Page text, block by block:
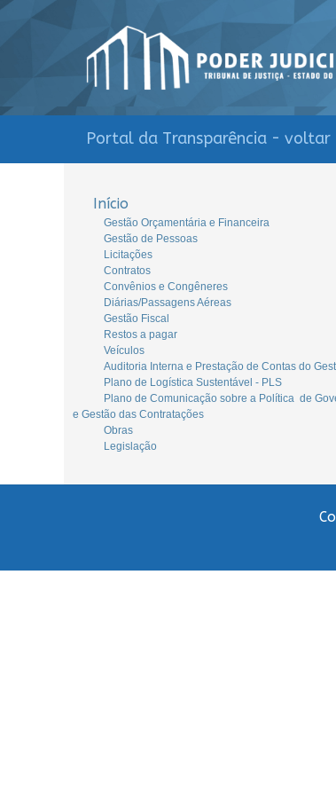
Portal da Transparência - voltar
Início
Gestão Orçamentária e Financeira
Gestão de Pessoas
Licitações
Contratos
Convênios e Congêneres
Diárias/Passagens Aéreas
Gestão Fiscal
Restos a pagar
Veículos
Auditoria Interna e Prestação de Contas do
Plano de Logística Sustentável - PLS
Plano de Comunicação sobre a Política de
e Gestão das Contratações
Obras
Legislação